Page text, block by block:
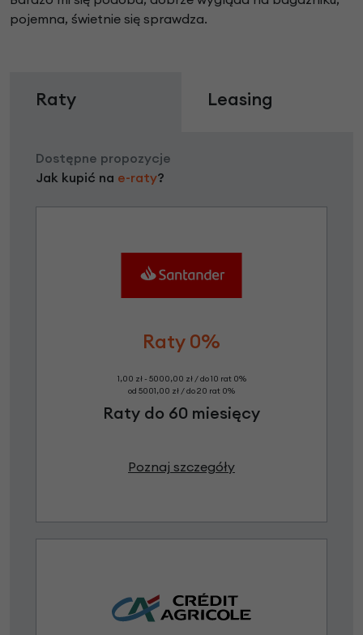
pojemna, świetnie się sprawdza.
Raty Leasing
Dostępne propozycje
Jak kupić na e-raty?
Raty 0%
1,00 zł - 5000,00 zł / do 10 rat 0%
od 5001,00 zł / do 20 rat 0%
Raty do 60 miesięcy
Poznaj szczegóły